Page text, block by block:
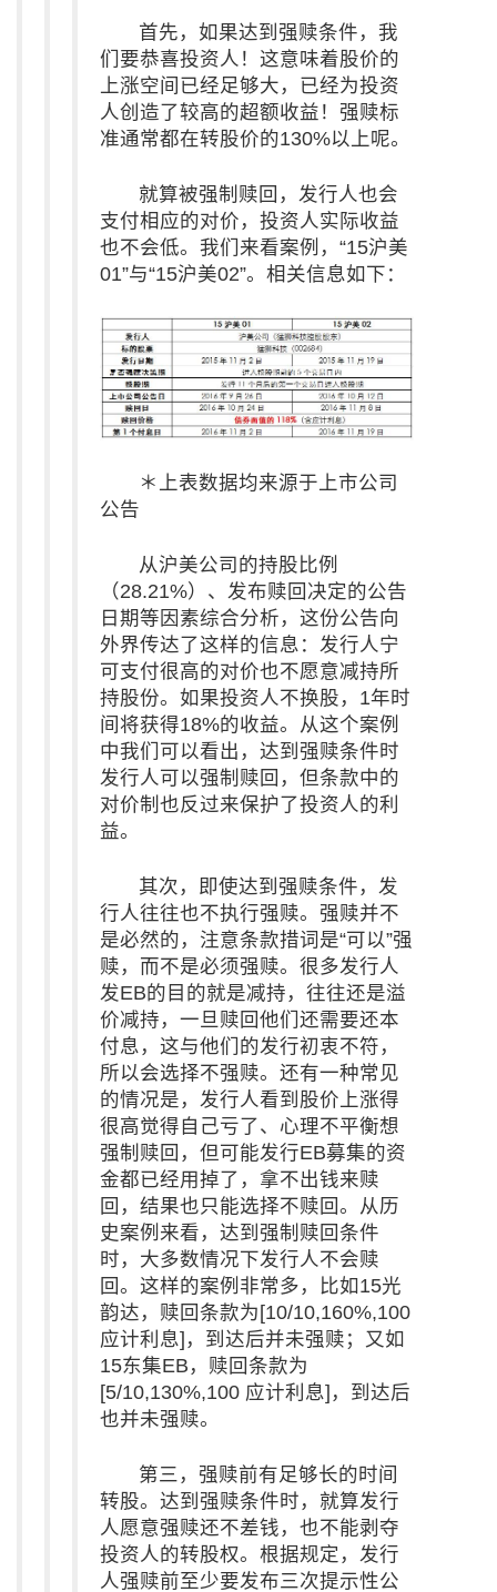
首先，如果达到强赎条件，我
们要恭喜投资人！这意味着股价的
上涨空间已经足够大，已经为投资
人创造了较高的超额收益！强赎标
准通常都在转股价的130%以上呢。
就算被强制赎回，发行人也会
支付相应的对价，投资人实际收益
也不会低。我们来看案例，“15沪美
01”与“15沪美02”。相关信息如下：
＊上表数据均来源于上市公司
公告
从沪美公司的持股比例
（28.21%）、发布赎回决定的公告
日期等因素综合分析，这份公告向
外界传达了这样的信息：发行人宁
可支付很高的对价也不愿意减持所
持股份。如果投资人不换股，1年时
间将获得18%的收益。从这个案例
中我们可以看出，达到强赎条件时
发行人可以强制赎回，但条款中的
对价制也反过来保护了投资人的利
益。
其次，即使达到强赎条件，发
行人往往也不执行强赎。强赎并不
是必然的，注意条款措词是“可以”强
赎，而不是必须强赎。很多发行人
发EB的目的就是减持，往往还是溢
价减持，一旦赎回他们还需要还本
付息，这与他们的发行初衷不符，
所以会选择不强赎。还有一种常见
的情况是，发行人看到股价上涨得
很高觉得自己亏了、心理不平衡想
强制赎回，但可能发行EB募集的资
金都已经用掉了，拿不出钱来赎
回，结果也只能选择不赎回。从历
史案例来看，达到强制赎回条件
时，大多数情况下发行人不会赎
回。这样的案例非常多，比如15光
韵达，赎回条款为[10/10,160%,100
应计利息]，到达后并未强赎；又如
15东集EB，赎回条款为
[5/10,130%,100 应计利息]，到达后
也并未强赎。
第三，强赎前有足够长的时间
转股。达到强赎条件时，就算发行
人愿意强赎还不差钱，也不能剥夺
投资人的转股权。根据规定，发行
人强赎前至少要发布三次提示性公